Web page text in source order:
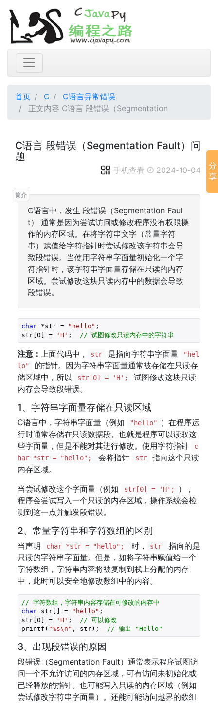
首页 C
C语言异常错误
正文内容 C语言 段错误（Segmentation
C语言 段错误（Segmentation Fault）问
题
手机查看 2024-10-04
C语言中，发生 段错误（Segmentation Faul
t） 通常是因为尝试访问或修改程序没有权限操
作的内存区域。在将字符串文字（常量字符
串）赋值给字符指针时尝试修改该字符串会导
致段错误。当使用字符串字面量初始化一个字
符指针时，该字符串字面量存储在只读的内存
区域。尝试修改这块只读内存中的数据会导致
段错误。
char *str = "hello" ;
str[0 ] = 'H' ; // 试图修改只读内存中的字符串
注意： 上面代码中， str 是指向字符串字面量
"hel
lo"
的指针。因为字符串字面量通常被存储在只读存
储区域中，所以
str[0] = 'H';
试图修改这块只读
内存会导致段错误。
1、字符串字面量存储在只读区域
C语言中，字符串字面量（例如 "hello"
）在程序运
行时通常存储在只读数据段。也就是程序可以读取这
些字面量，但是不能对其进行修改。使用字符指针
c
har *str = "hello";
会将指针 str
指向这个只读
内存区域。
当尝试修改这个字面量（例如
str[0] = 'H';
），
程序会尝试写入一个只读的内存区域，操作系统会检
测到这一点并触发段错误。
2、常量字符串和字符数组的区别
当声明 char *str = "hello"; 时， str
指向的是
只读的字符串字面量。但是，如将字符串赋值给一个
字符数组，字符串内容将被复制到栈上分配的内存
中，此时可以安全地修改数组中的内容。
// 字符数组，字符串内容存储在可修改的内存中
char str[] = "hello" ;
str[0 ] = 'H' ;
// 可以修改
printf( "%s\n" , str); // 输出 "Hello"
3、出现段错误的原因
段错误（Segmentation Fault）通常表示程序试图访
问一个不允许访问的内存区域，可有访问未初始化或
已经释放的指针。也可能写入只读的内存区域（例如
尝试修改字符串字面量）。还能可能访问越界的数组